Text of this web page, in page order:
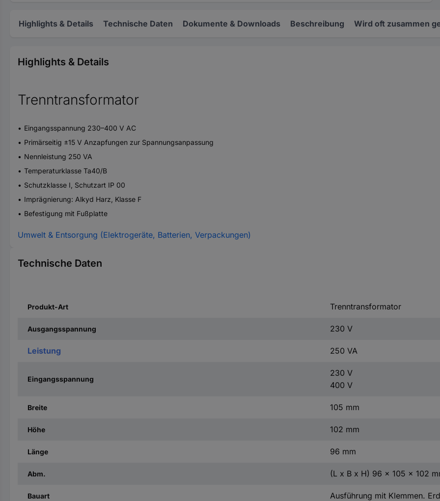
Highlights & Details Technische Daten Dokumente & Downloads Beschreibung Wird oft zusammen
Highlights & Details
Trenntransformator
Eingangsspannung 230–400 V AC
Primärseitig ±15 V Anzapfungen zur Spannungsanpassung
Nennleistung 250 VA
Temperaturklasse Ta40/B
Schutzklasse I, Schutzart IP 00
Imprägnierung: Alkyd Harz, Klasse F
Befestigung mit Fußplatte
Umwelt & Entsorgung (Elektrogeräte, Batterien, Verpackungen)
Technische Daten
Produkt-Art Trenntransformator
Ausgangsspannung 230 V
Leistung 250 VA
Eingangsspannung
230 V
400 V
Breite 105 mm
Höhe 102 mm
Länge 96 mm
Abm. (L x B x H) 96 x 105 x 102
Bauart Ausführung mit Klemmen.